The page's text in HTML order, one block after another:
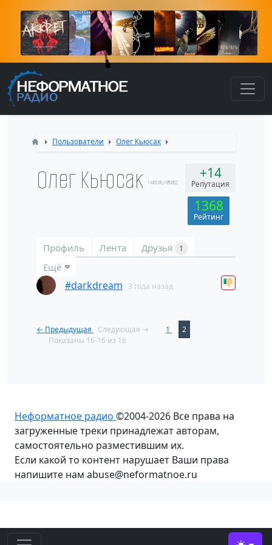
Пользователи Олег Кьюсак
Олег Кьюсак 1 месяц назад
+14
Репутация
1368
Рейтинг
Профиль Лента Друзья 1
Ещё
#darkdream 3 года назад
← Предыдущая Следующая → 1
2
Показаны 16-16 из 16
Неформатное радио ©2004-2026 Все права на
загруженные треки принадлежат авторам,
самостоятельно разместившим их.
Если какой то контент нарушает Ваши права
напишите нам abuse@neformatnoe.ru